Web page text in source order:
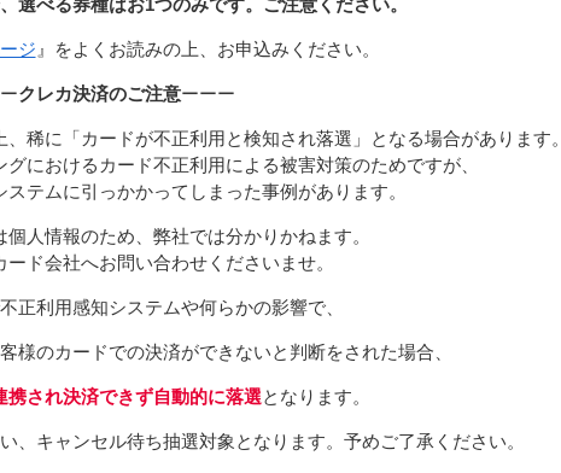
ジ 』をよくお読みの上、お申込みください。
クレカ決済のご注意ーーー
稀に「カードが不正利用と検知され落選」となる場合があります。
におけるカード不正利用による被害対策のためですが、
テムに引っかかってしまった事例があります。
人情報のため、弊社では分かりかねます。
ド会社へお問い合わせくださいませ。
正利用感知システムや何らかの影響で、
様のカードでの決済ができないと判断をされた場合、
携され決済できず自動的に落選となります。
、キャンセル待ち抽選対象となります。予めご了承ください。